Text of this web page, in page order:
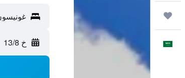
العَرَبِيَّة خ 13/8